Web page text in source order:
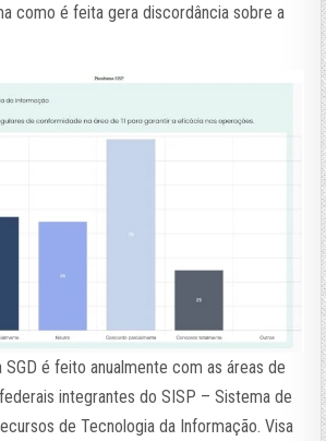
como é feita gera discordância sobre a
SGD é feito anualmente com as áreas de
integrantes do SISP – Sistema de
de Tecnologia da Informação. Visa